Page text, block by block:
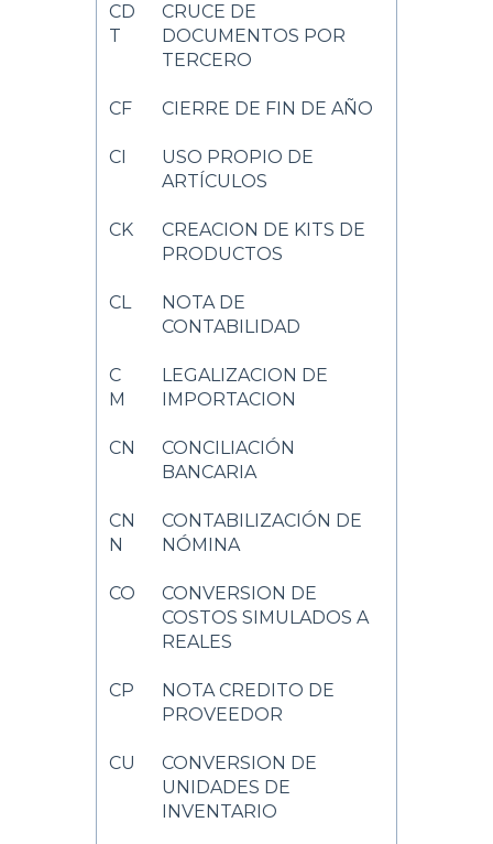
CD
T
CRUCE DE
DOCUMENTOS POR
TERCERO
CF CIERRE DE FIN DE AÑO
CI
USO PROPIO DE
ARTÍCULOS
CK
CREACION DE KITS DE
PRODUCTOS
CL
NOTA DE
CONTABILIDAD
C
M
LEGALIZACION DE
IMPORTACION
CN
CONCILIACIÓN
BANCARIA
CN
N
CONTABILIZACIÓN DE
NÓMINA
CO
CONVERSION DE
COSTOS SIMULADOS A
REALES
CP
NOTA CREDITO DE
PROVEEDOR
CU
CONVERSION DE
UNIDADES DE
INVENTARIO